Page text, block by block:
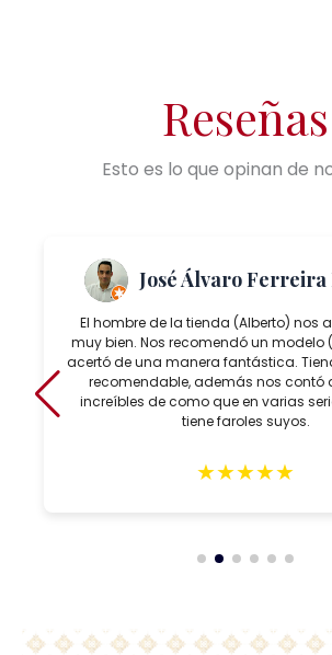
Reseñas
Esto es lo que opinan de
José Álvaro
El hombre de la tienda (Alberto) nos
muy bien. Nos recomendó un
acertó de una manera fantástica.
recomendable, además nos contó
increíbles de como que en varias
tiene faroles suyos.
★★★★★